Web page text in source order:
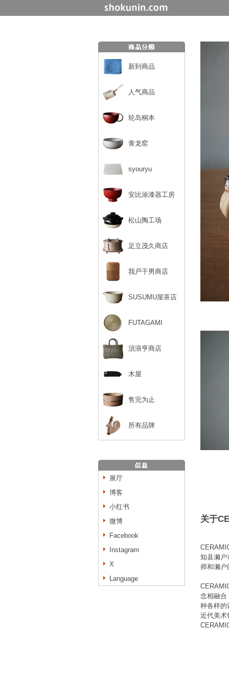
新到商品
人气商品
轮岛桐本
青龙窑
syouryu
安比涂漆器工房
松山陶工场
足立茂久商店
我戸干男商店
SUSUMU屋茶店
FUTAGAMI
須浪亨商店
木屋
售完为止
所有品牌
展厅
博客
小红书
微博
Facebook
Instagram
X
Language
关于
知县濑户
师和濑
念相融合
种各样的
近代美术